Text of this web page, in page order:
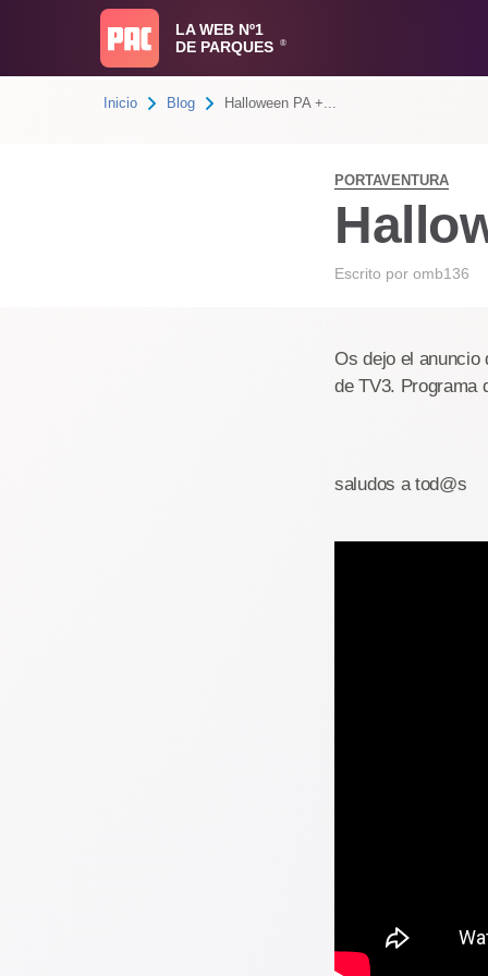
LA WEB Nº1
DE PARQUES
®
Inicio Blog Halloween PA +...
PORTAVENTURA
Escrito por omb136
Os dejo el anuncio
de TV3. Programa
saludos a tod@s